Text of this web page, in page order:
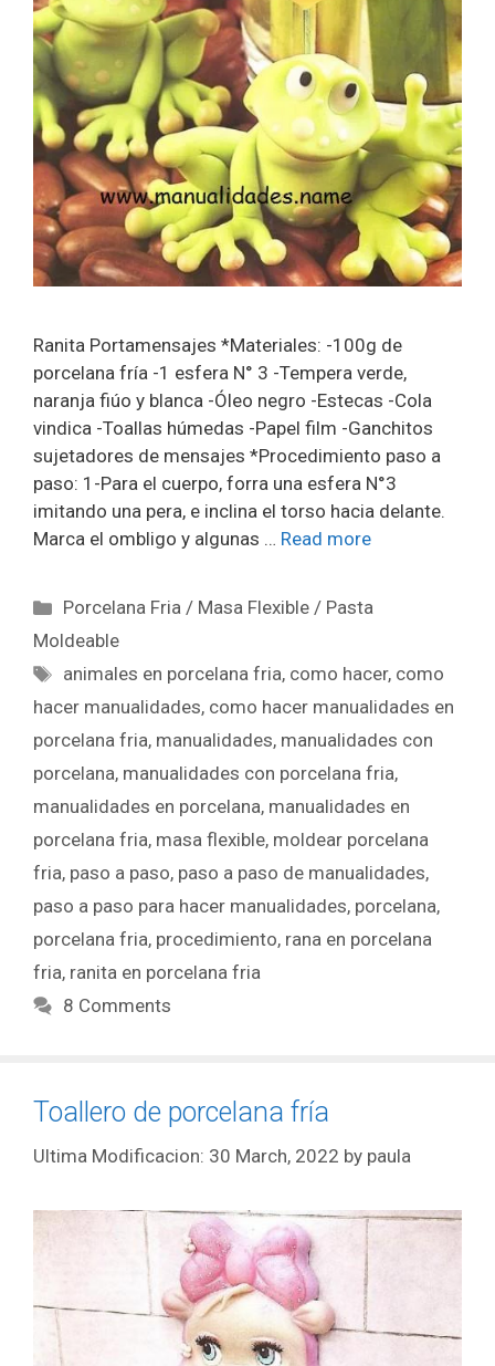
Ranita Portamensajes *Materiales: -100g de
porcelana fría -1 esfera N° 3 -Tempera verde,
naranja fiúo y blanca -Óleo negro -Estecas -Cola
vindica -Toallas húmedas -Papel film -Ganchitos
sujetadores de mensajes *Procedimiento paso a
paso: 1-Para el cuerpo, forra una esfera N°3
imitando una pera, e inclina el torso hacia delante.
Marca el ombligo y algunas … Read more
Porcelana Fria / Masa Flexible / Pasta
Moldeable
animales en porcelana fria, como hacer, como
hacer manualidades, como hacer manualidades en
porcelana fria, manualidades, manualidades con
porcelana, manualidades con porcelana fria,
manualidades en porcelana, manualidades en
porcelana fria, masa flexible, moldear porcelana
fria, paso a paso, paso a paso de manualidades,
paso a paso para hacer manualidades, porcelana,
porcelana fria, procedimiento, rana en porcelana
fria, ranita en porcelana fria
8 Comments
Toallero de porcelana fría
30 March, 2022 by paula